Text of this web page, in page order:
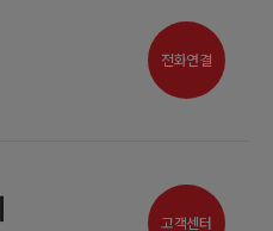
전화연결
고객센터